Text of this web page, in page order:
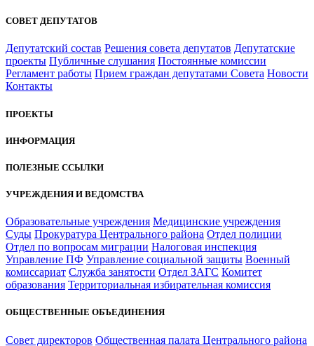
СОВЕТ ДЕПУТАТОВ
Депутатский состав Решения совета депутатов Депутатские
проекты Публичные слушания Постоянные комиссии
Регламент работы Прием граждан депутатами Совета Новости
Контакты
ПРОЕКТЫ
ИНФОРМАЦИЯ
ПОЛЕЗНЫЕ ССЫЛКИ
УЧРЕЖДЕНИЯ И ВЕДОМСТВА
Образовательные учреждения Медицинские учреждения
Суды Прокуратура Центрального района Отдел полиции
Отдел по вопросам миграции Налоговая инспекция
Управление ПФ Управление социальной защиты Военный
комиссариат Служба занятости Отдел ЗАГС Комитет
образования Территориальная избирательная комиссия
ОБЩЕСТВЕННЫЕ ОБЪЕДИНЕНИЯ
Совет директоров Общественная палата Центрального района